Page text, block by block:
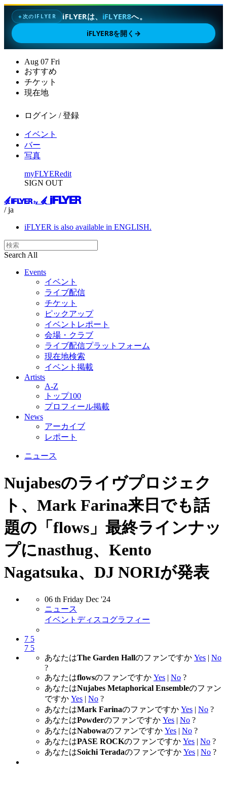
✦次のIFLYER iFLYERは、iFLYER8へ。
iFLYER8を開く →
Aug 07 Fri
おすすめ
チケット
現在地
ログイン / 登録
イベント
バー
写真
myFLYERedit
SIGN OUT
/ ja
iFLYER is also available in ENGLISH.
Search All
Events
イベント
ライブ配信
チケット
ピックアップ
イベントレポート
会場・クラブ
ライブ配信プラットフォーム
現在地検索
イベント掲載
Artists
A-Z
トップ100
プロフィール掲載
News
アーカイブ
レポート
ニュース
Nujabesのライヴプロジェク
ト、Mark Farina来日でも話
題の「flows」最終ラインナッ
プにnasthug、Kento
Nagatsuka、DJ NORIが発表
06 th Friday Dec '24
ニュース
イベント ディスコグラフィー
7 5
7 5
あなたはThe Garden Hallのファンですか Yes | No
?
あなたはflowsのファンですか Yes | No ?
あなたはNujabes Metaphorical Ensembleのファン
ですか Yes | No ?
あなたはMark Farinaのファンですか Yes | No ?
あなたはPowderのファンですか Yes | No ?
あなたはNabowaのファンですか Yes | No ?
あなたはPASE ROCKのファンですか Yes | No ?
あなたはSoichi Teradaのファンですか Yes | No ?